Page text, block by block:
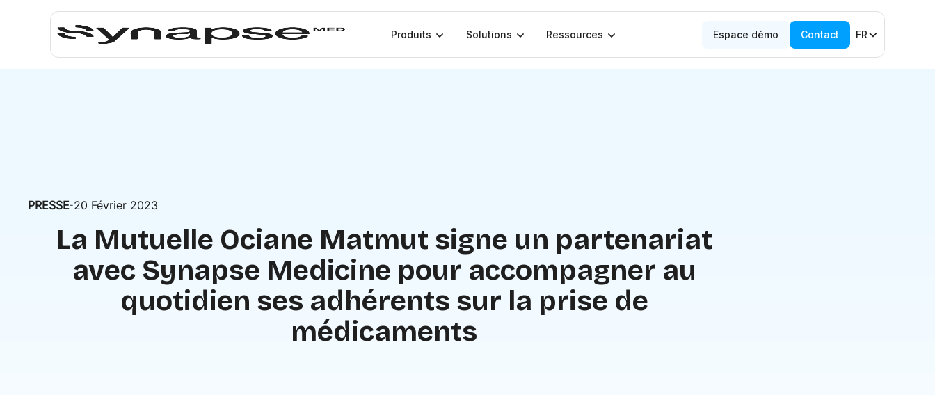
Produits Solutions Ressources Espace démo Contact FR
PRESSE-20 Février 2023
La Mutuelle Ociane Matmut signe un partenariat
avec Synapse Medicine pour accompagner au
quotidien ses adhérents sur la prise de
médicaments